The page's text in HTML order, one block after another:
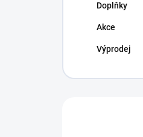
Doplňky
Akce
Výprodej